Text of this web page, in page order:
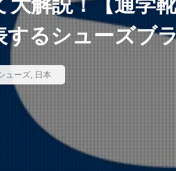
するシューズブ
ューズ, 日本
ク ミニマル ミリタリー モ
アリーブランド リメイク ルード
ヴィンテージ 新進気鋭 新進